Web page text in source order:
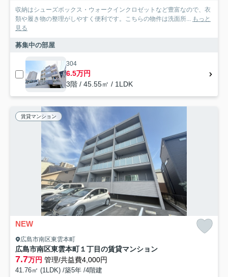
収納はシューズボックス・ウォークインクロゼットなど豊富なので、衣
類や履き物の整理がしやすく便利です。こちらの物件は洗面所... もっと
見る
募集中の部屋
304
6.5万円
3階 / 45.55㎡ / 1LDK
賃貸マンション
NEW
広島市南区東雲本町
広島市南区東雲本町１丁目の賃貸マンション
7.7万円 管理/共益費4,000円
41.76㎡ (1LDK) /築5年 /4階建